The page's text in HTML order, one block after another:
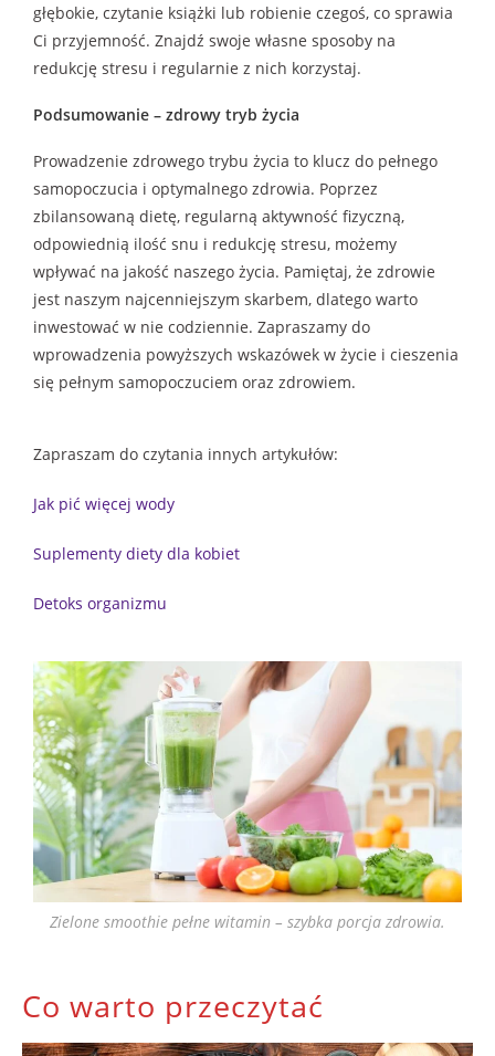
głębokie, czytanie książki lub robienie czegoś, co sprawia
Ci przyjemność. Znajdź swoje własne sposoby na
redukcję stresu i regularnie z nich korzystaj.
Podsumowanie – zdrowy tryb życia
Prowadzenie zdrowego trybu życia to klucz do pełnego
samopoczucia i optymalnego zdrowia. Poprzez
zbilansowaną dietę, regularną aktywność fizyczną,
odpowiednią ilość snu i redukcję stresu, możemy
wpływać na jakość naszego życia. Pamiętaj, że zdrowie
jest naszym najcenniejszym skarbem, dlatego warto
inwestować w nie codziennie. Zapraszamy do
wprowadzenia powyższych wskazówek w życie i cieszenia
się pełnym samopoczuciem oraz zdrowiem.
Zapraszam do czytania innych artykułów:
Jak pić więcej wody
Suplementy diety dla kobiet
Detoks organizmu
Zielone smoothie pełne witamin – szybka porcja zdrowia.
Co warto przeczytać